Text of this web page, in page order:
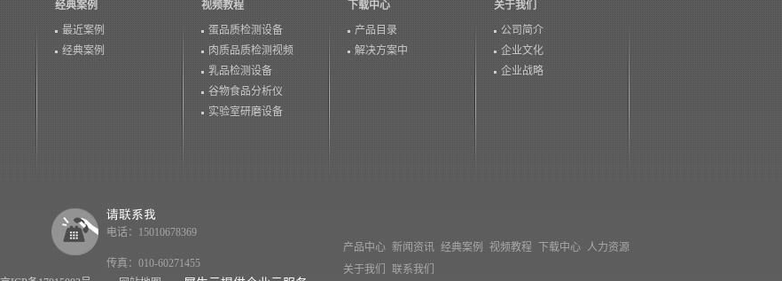
经典案例
最近案例
经典案例
视频教程
蛋品质检测设备
肉质品质检测视频
乳品检测设备
谷物食品分析仪
实验室研磨设备
下载中心
产品目录
解决方案中
关于我们
公司简介
企业文化
企业战略
产品中心 新闻资讯 经典案例 视频教程 下载中心 人力资源
关于我们
联系我们
电话：15010678369
传真：010-60271455